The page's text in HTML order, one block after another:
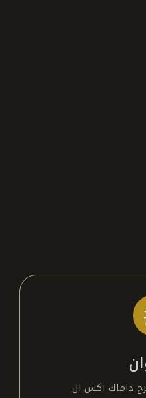
داماك اكس ال